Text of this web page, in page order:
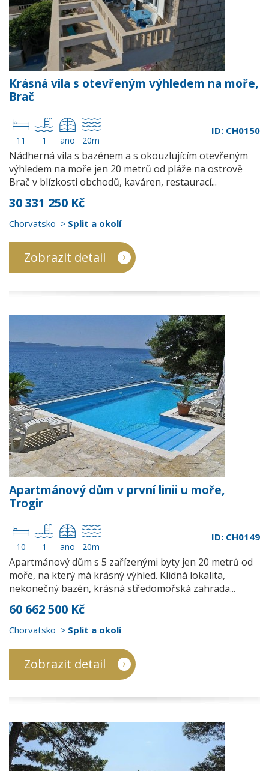
Krásná vila s otevřeným výhledem na moře,
Brač
11 1 ano 20m
ID: CH0150
Nádherná vila s bazénem a s okouzlujícím otevřeným
výhledem na moře jen 20 metrů od pláže na ostrově
Brač v blízkosti obchodů, kaváren, restaurací...
30 331 250 Kč
Chorvatsko Split a okolí
Zobrazit detail
Apartmánový dům v první linii u moře,
Trogir
10 1 ano 20m
ID: CH0149
Apartmánový dům s 5 zařízenými byty jen 20 metrů od
moře, na který má krásný výhled. Klidná lokalita,
nekonečný bazén, krásná středomořská zahrada...
60 662 500 Kč
Chorvatsko Split a okolí
Zobrazit detail